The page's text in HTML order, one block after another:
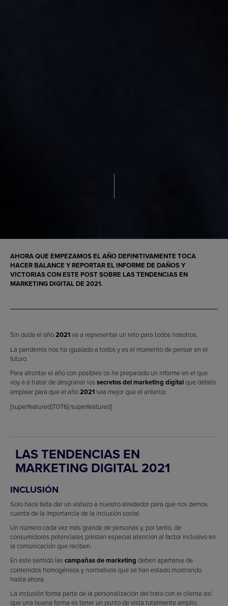
AHORA QUE EMPEZAMOS EL AÑO DEFINITIVAMENTE TOCA
HACER BALANCE Y REPORTAR EL INFORME DE DAÑOS Y
VICTORIAS CON ESTE POST SOBRE LASTENDENCIAS EN
MARKETING DIGITAL DE 2021.
Sin duda el año2021va a representar un reto para todos nosotros.
La pandemia nos ha igualado a todos y es el momento de pensar en el
futuro.
Para afrontar el año con posibles os he preparado un informe en el que
voy a a tratar de desgranar los secretos del marketing digitalque debéis
emplear para que el año2021sea mejor que el anterior.
[superfeatured]7076[/superfeatured]
LAS TENDENCIAS EN
MARKETING DIGITAL 2021
INCLUSIÓN
Solo hace falta dar un vistazo a nuestro alrededor para que nos demos
cuenta de la importancia de la inclusión social.
Un número cada vez más grande de personas y, por tanto, de
consumidores potenciales prestan especial atención al factor inclusivo en
la comunicación que reciben.
En este sentido las campañas de marketing deben apartarse de
contenidos homogéneos y normativos que se han estado mostrando
hasta ahora.
La inclusión forma parte de la personalización del trato con el cliente así
que una buena forma es tener un punto de vista totalmente amplio.